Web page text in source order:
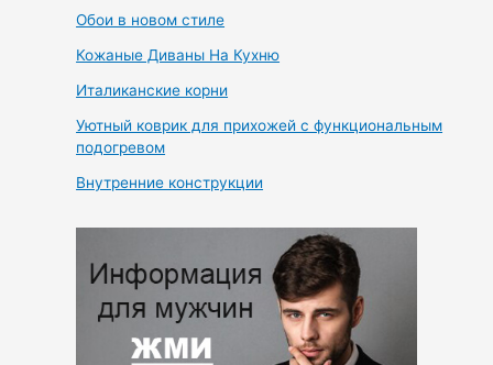
Обои в новом стиле
Кожаные Диваны На Кухню
Италиканские корни
Уютный коврик для прихожей с функциональным
подогревом
Внутренние конструкции